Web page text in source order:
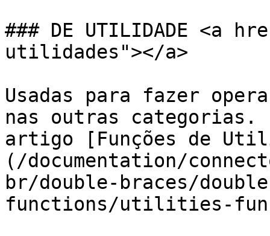
### DE UTILIDADE <a
utilidades"></a>
Usadas para fazer
nas outras
artigo [Funções de
(/documentation/
br/double-braces/
functions/utilities-